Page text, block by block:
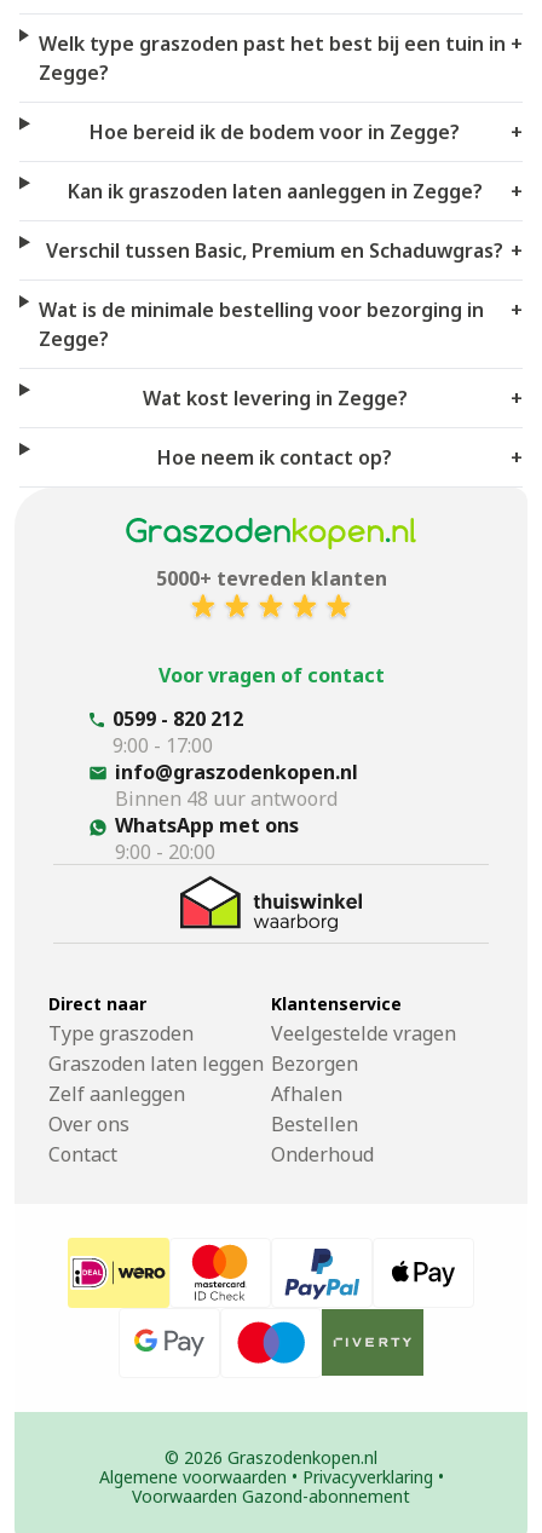
Welk type graszoden past het best bij een tuin in
Zegge?
+
Hoe bereid ik de bodem voor in Zegge? +
Kan ik graszoden laten aanleggen in Zegge? +
Verschil tussen Basic, Premium en Schaduwgras? +
Wat is de minimale bestelling voor bezorging in
Zegge?
+
Wat kost levering in Zegge? +
Hoe neem ik contact op? +
5000+ tevreden klanten
Voor vragen of contact
0599 - 820 212
9:00 - 17:00
info@graszodenkopen.nl
Binnen 48 uur antwoord
WhatsApp met ons
9:00 - 20:00
Direct naar
Type graszoden
Graszoden laten leggen
Zelf aanleggen
Over ons
Contact
Klantenservice
Veelgestelde vragen
Bezorgen
Afhalen
Bestellen
Onderhoud
© 2026 Graszodenkopen.nl
Algemene voorwaarden • Privacyverklaring •
Voorwaarden Gazond-abonnement